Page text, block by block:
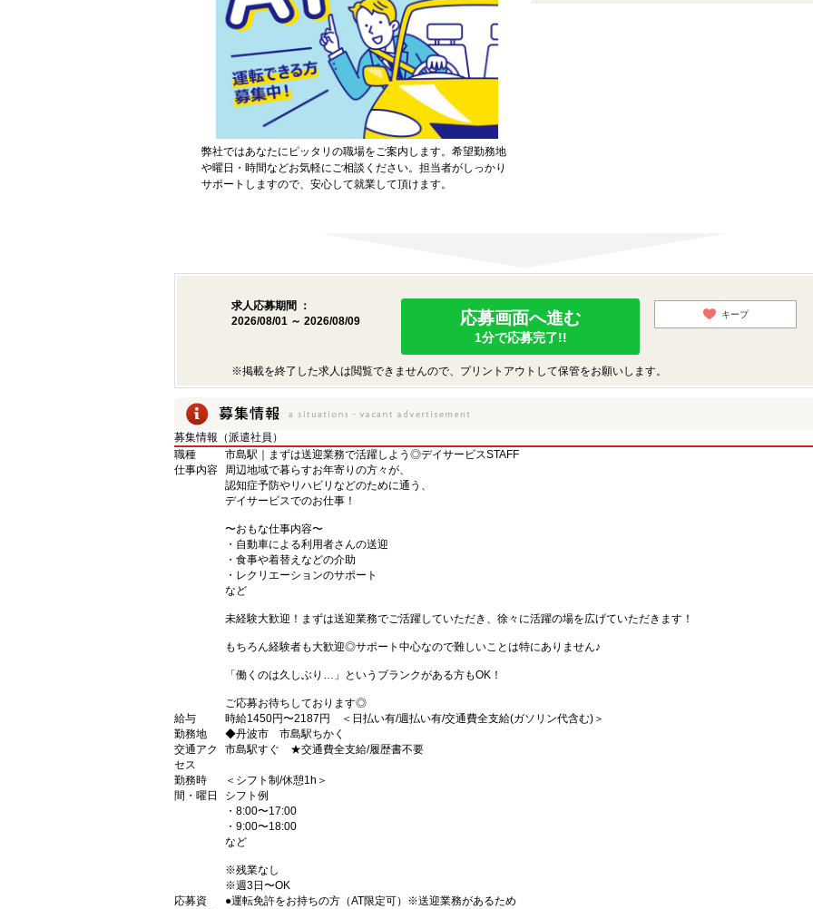
弊社ではあなたにピッタリの職場をご案内します。希望勤務地
や曜日・時間などお気軽にご相談ください。担当者がしっかり
サポートしますので、安心して就業して頂けます。
求人応募期間 ：
2026/08/01 ～ 2026/08/09
応募画面へ進む
1分で応募完了!!
キープ
※掲載を終了した求人は閲覧できませんので、プリントアウトして保管をお願いします。
募集情報（派遣社員）
職種
市島駅｜まずは送迎業務で活躍しよう◎デイサービスSTAFF
仕事内容
周辺地域で暮らすお年寄りの方々が、
認知症予防やリハビリなどのために通う、
デイサービスでのお仕事！
〜おもな仕事内容〜
・自動車による利用者さんの送迎
・食事や着替えなどの介助
・レクリエーションのサポート
など
未経験大歓迎！まずは送迎業務でご活躍していただき、徐々に活躍の場を広げていただきます！
もちろん経験者も大歓迎◎サポート中心なので難しいことは特にありません♪
「働くのは久しぶり…」というブランクがある方もOK！
ご応募お待ちしております◎
給与
時給1450円〜2187円 ＜日払い有/週払い有/交通費全支給(ガソリン代含む)＞
勤務地
◆丹波市 市島駅ちかく
交通アク
セス
市島駅すぐ ★交通費全支給/履歴書不要
勤務時
間・曜日
＜シフト制/休憩1h＞
シフト例
・8:00〜17:00
・9:00〜18:00
など
※残業なし
※週3日〜OK
応募資
●運転免許をお持ちの方（AT限定可）※送迎業務があるため